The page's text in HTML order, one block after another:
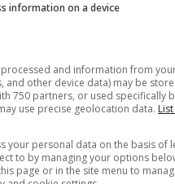
information on a device
and information from
and other device data) may be
750 partners, or used specifically
use precise geolocation data.
your personal data on the basis of
to by managing your options
page or in the site menu to